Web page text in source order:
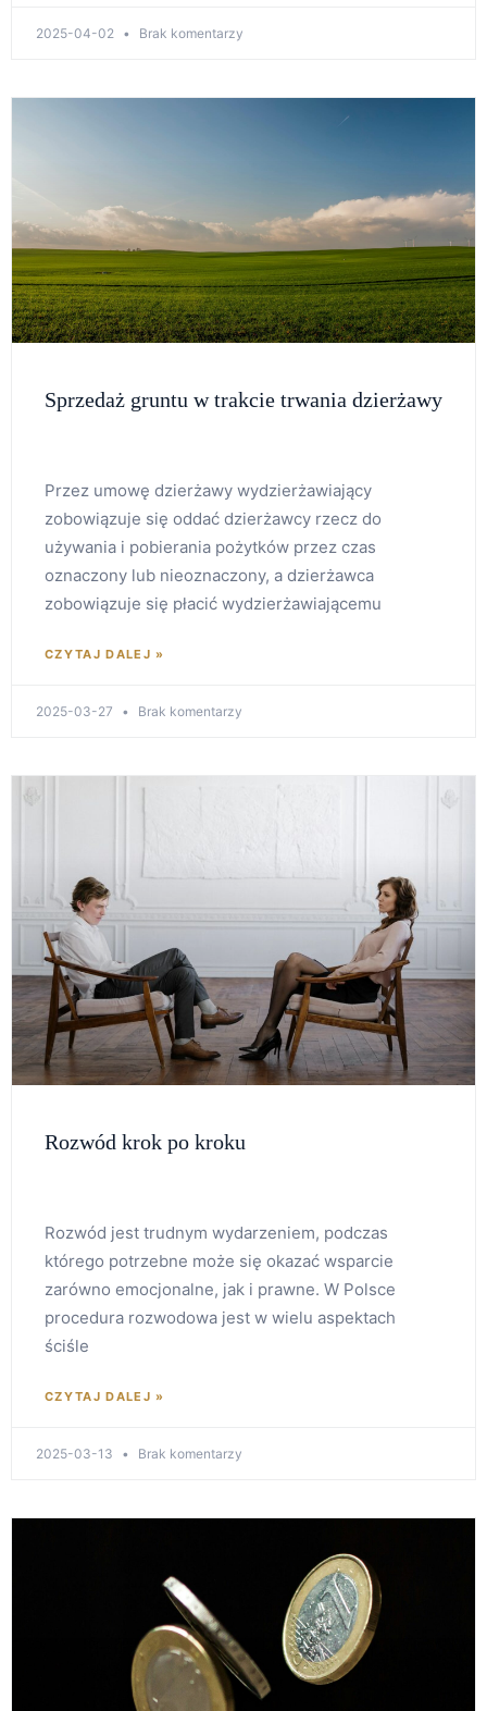
2025-04-02 Brak komentarzy
Sprzedaż gruntu w trakcie trwania dzierżawy
Przez umowę dzierżawy wydzierżawiający
zobowiązuje się oddać dzierżawcy rzecz do
używania i pobierania pożytków przez czas
oznaczony lub nieoznaczony, a dzierżawca
zobowiązuje się płacić wydzierżawiającemu
CZYTAJ DALEJ »
2025-03-27 Brak komentarzy
Rozwód krok po kroku
Rozwód jest trudnym wydarzeniem, podczas
którego potrzebne może się okazać wsparcie
zarówno emocjonalne, jak i prawne. W Polsce
procedura rozwodowa jest w wielu aspektach
ściśle
CZYTAJ DALEJ »
2025-03-13 Brak komentarzy